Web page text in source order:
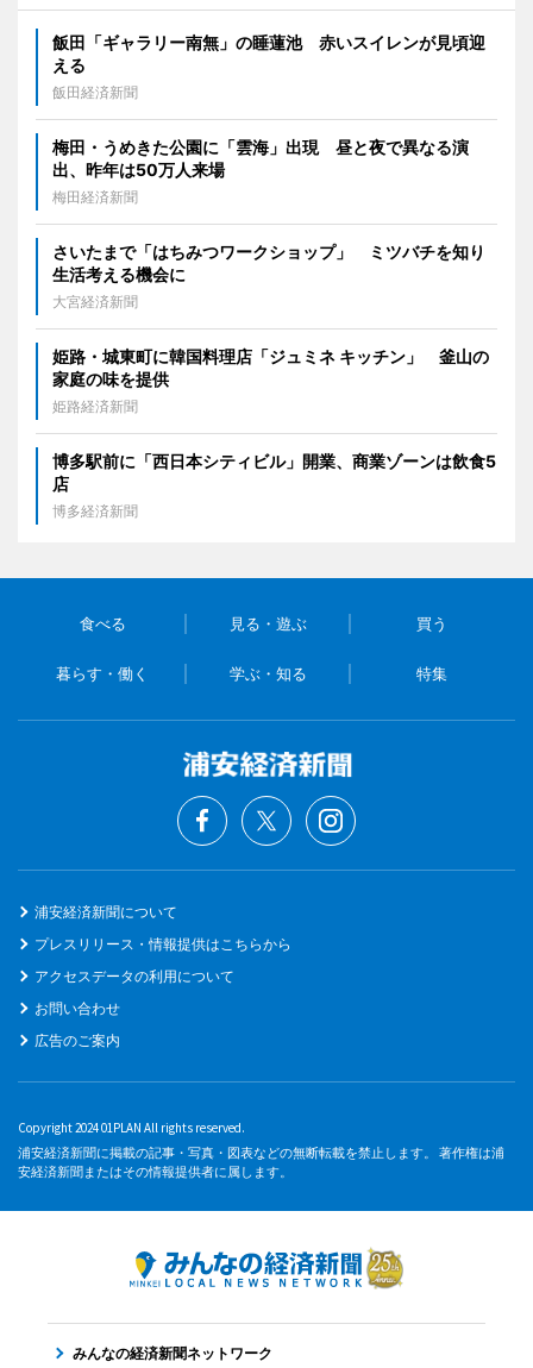
飯田「ギャラリー南無」の睡蓮池 赤いスイレンが見頃迎
える
飯田経済新聞
梅田・うめきた公園に「雲海」出現 昼と夜で異なる演
出、昨年は50万人来場
梅田経済新聞
さいたまで「はちみつワークショップ」 ミツバチを知り
生活考える機会に
大宮経済新聞
姫路・城東町に韓国料理店「ジュミネ キッチン」 釜山の
家庭の味を提供
姫路経済新聞
博多駅前に「西日本シティビル」開業、商業ゾーンは飲食5
店
博多経済新聞
食べる 見る・遊ぶ 買う
暮らす・働く 学ぶ・知る 特集
浦安経済新聞について
プレスリリース・情報提供はこちらから
アクセスデータの利用について
お問い合わせ
広告のご案内
Copyright 2024 01PLAN All rights reserved.
浦安経済新聞に掲載の記事・写真・図表などの無断転載を禁止します。 著作権は浦
安経済新聞またはその情報提供者に属します。
みんなの経済新聞ネットワーク